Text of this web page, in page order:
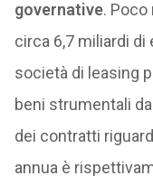
governative. Poco
circa 6,7 miliardi
società di leasing
beni strumentali
dei contratti
annua è